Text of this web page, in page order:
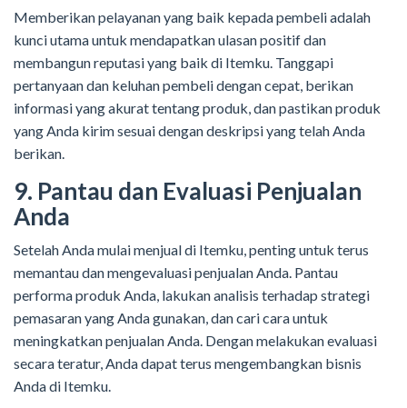
Memberikan pelayanan yang baik kepada pembeli adalah
kunci utama untuk mendapatkan ulasan positif dan
membangun reputasi yang baik di Itemku. Tanggapi
pertanyaan dan keluhan pembeli dengan cepat, berikan
informasi yang akurat tentang produk, dan pastikan produk
yang Anda kirim sesuai dengan deskripsi yang telah Anda
berikan.
9. Pantau dan Evaluasi Penjualan
Anda
Setelah Anda mulai menjual di Itemku, penting untuk terus
memantau dan mengevaluasi penjualan Anda. Pantau
performa produk Anda, lakukan analisis terhadap strategi
pemasaran yang Anda gunakan, dan cari cara untuk
meningkatkan penjualan Anda. Dengan melakukan evaluasi
secara teratur, Anda dapat terus mengembangkan bisnis
Anda di Itemku.